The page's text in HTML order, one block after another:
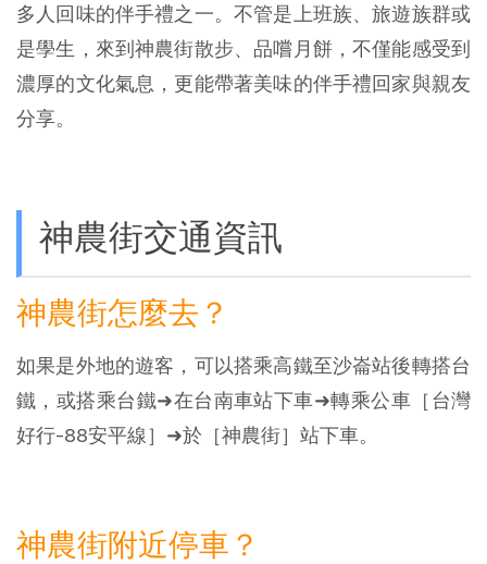
多人回味的伴手禮之一。不管是上班族、旅遊族群或
是學生，來到神農街散步、品嚐月餅，不僅能感受到
濃厚的文化氣息，更能帶著美味的伴手禮回家與親友
分享。
神農街交通資訊
神農街怎麼去？
如果是外地的遊客，可以搭乘高鐵至沙崙站後轉搭台
鐵，或搭乘台鐵➜在台南車站下車➜轉乘公車［台灣
好行-88安平線］➜於［神農街］站下車。
神農街附近停車？